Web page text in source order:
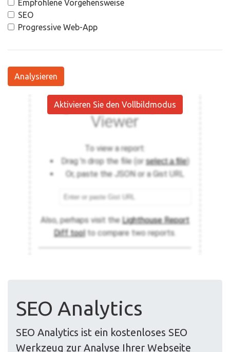
Empfohlene Vorgehensweise
SEO
Progressive Web-App
Analysieren
Aktivieren Sie den Vollbildmodus
SEO Analytics
SEO Analytics ist ein kostenloses SEO
Werkzeug zur Analyse Ihrer Webseite